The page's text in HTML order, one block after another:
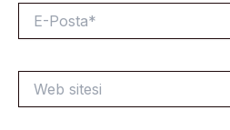
Posta*
sitesi